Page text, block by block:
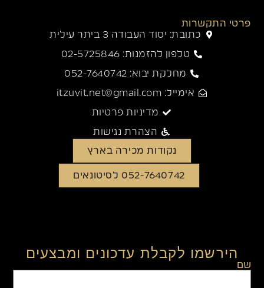
פרטי התקשרות
כתובת: יסוד העבודה 3 ביתר עילית
טלפון להזמנות: 02-5725846
מחלקת יבוא: 052-7640742
אימייל: itzuvit.net@gmail.com
מדיניות פרטיות
הצהרת נגישות
נקודות מכירה בארץ
052-7640742 לסיטונאים
הירשמו לקבלת עדכונים ומבצעים
שם